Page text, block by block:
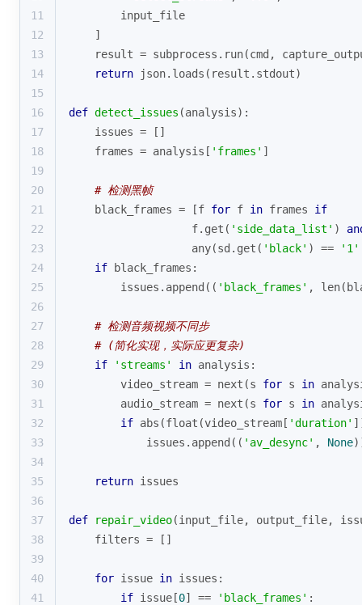
11
        input_file
12
    ]
13
result = subprocess.run(cmd,
14
return json.loads(result.stdout)
15
16
def detect_issues (analysis):
17
    issues = []
18
    frames = analysis[
'frames' ]
19
20
# 检测黑帧
21
    black_frames = [f
for f in frames if
22
                   f.get(
'side_data_list' )
23
any(sd.get( 'black' ) ==
'1'
24
if black_frames:
25
        issues.append((
'black_frames' , len
26
27
# 检测音频视频不同步
28
# (简化实现，实际应更复杂)
29
if 'streams' in analysis:
30
        video_stream =
next (s for s in
31
        audio_stream =
next (s for s in
32
if abs (float (video_stream[ 'duration'
33
            issues.append((
'av_desync' , None
34
35
return issues
36
37
def repair_video(input_file, output_file,
38
    filters = []
39
40
for issue in issues:
41
if issue[0] == 'black_frames' :